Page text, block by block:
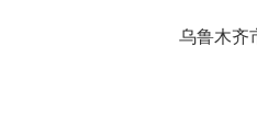
乌鲁木齐